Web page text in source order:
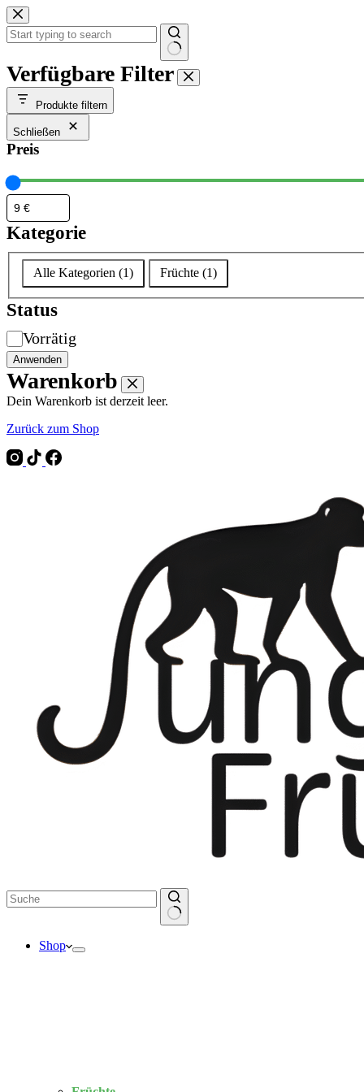
Zum
Inhalt
springen
Keine
Ergebnisse
Verfügbare Filter
Produkte filtern
Schließen
Preis
Kategorie
Kategorie
Alle Kategorien (1) Früchte (1)
Status
Verfügbarkeit
Vorrätig
Anwenden
Warenkorb
Dein Warenkorb ist derzeit leer.
Zurück zum Shop
Ergebnisse
Shop